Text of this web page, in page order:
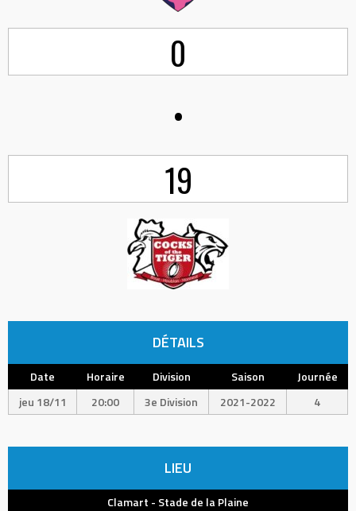
0
•
19
DÉTAILS
Date Horaire Division Saison
Journée
jeu 18/11
20:00 3e Division 2021-2022 4
LIEU
Clamart - Stade de la Plaine